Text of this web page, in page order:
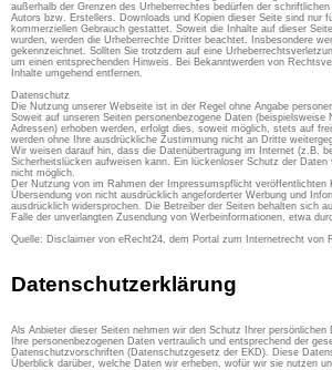
außerhalb der Grenzen des Urheberrechtes bedürfen der
Autors bzw. Erstellers. Downloads und Kopien dieser Seite sind nur
kommerziellen Gebrauch gestattet. Soweit die Inhalte auf dieser
wurden, werden die Urheberrechte Dritter beachtet. Insbesondere
gekennzeichnet. Sollten Sie trotzdem auf eine
um einen entsprechenden Hinweis. Bei Bekanntwerden von
Inhalte umgehend entfernen.
Datenschutz
Die Nutzung unserer Webseite ist in der Regel ohne Angabe
Soweit auf unseren Seiten personenbezogene Daten (beispielsweise
Adressen) erhoben werden, erfolgt dies, soweit möglich, stets auf
werden ohne Ihre ausdrückliche Zustimmung nicht an Dritte
Wir weisen darauf hin, dass die Datenübertragung im Internet (z.B.
Sicherheitslücken aufweisen kann. Ein lückenloser Schutz der
nicht möglich.
Der Nutzung von im Rahmen der Impressumspflicht veröffentlichten
Übersendung von nicht ausdrücklich angeforderter Werbung und
ausdrücklich widersprochen. Die Betreiber der Seiten behalten sich
Falle der unverlangten Zusendung von Werbeinformationen, etwa
Quelle: Disclaimer von eRecht24, dem Portal zum Internetrecht von
Datenschutzerklärung
Als Anbieter dieser Seiten nehmen wir den Schutz Ihrer persönlichen
Ihre personenbezogenen Daten vertraulich und entsprechend der
Datenschutzvorschriften (Datenschutzgesetz der EKD). Diese
Überblick darüber, welche Daten wir erheben, wofür wir sie nutzen